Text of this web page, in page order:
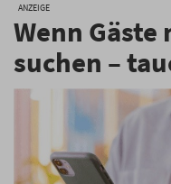
ANZEIGE
Wenn
suchen –